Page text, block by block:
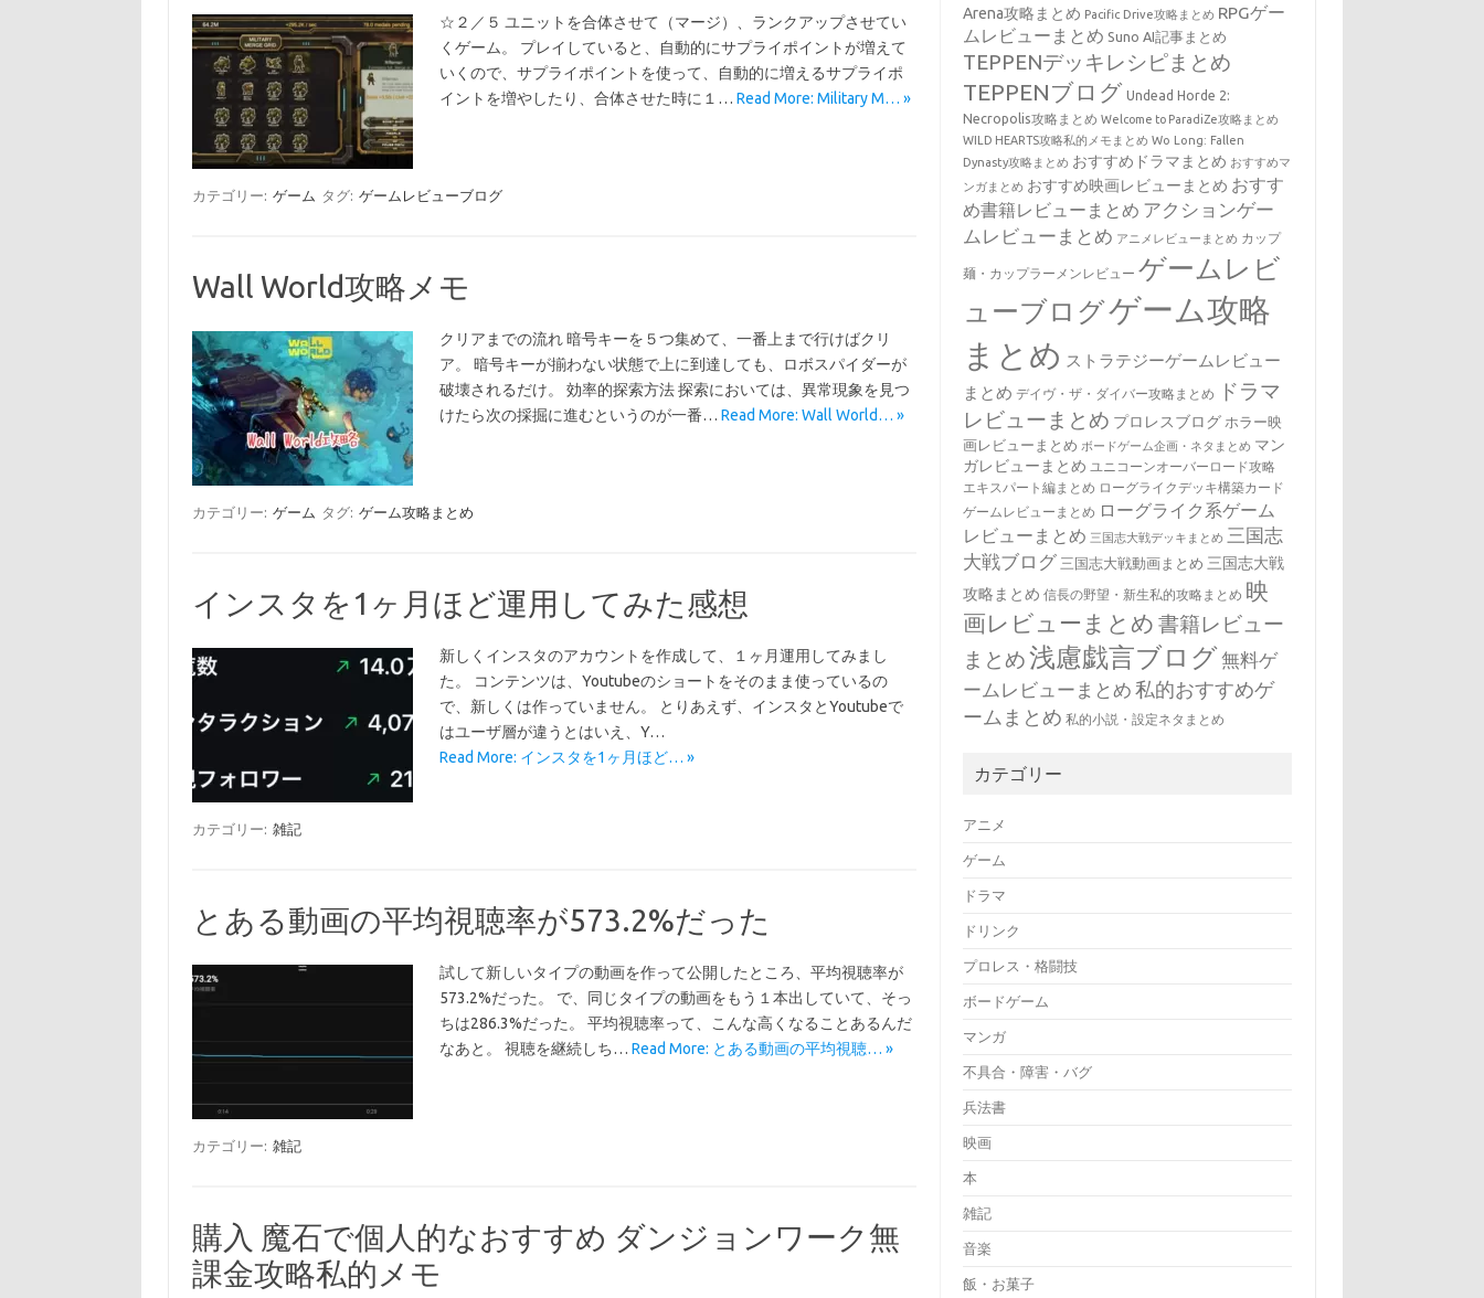
☆２／５ ユニットを合体させて（マージ）、ランクアップさせてい
くゲーム。 プレイしていると、自動的にサプライポイントが増えて
いくので、サプライポイントを使って、自動的に増えるサプライポ
イントを増やしたり、合体させた時に１… Read More: Military M… »
カテゴリー: ゲーム タグ: ゲームレビューブログ
Wall World攻略メモ
クリアまでの流れ 暗号キーを５つ集めて、一番上まで行けばクリ
ア。 暗号キーが揃わない状態で上に到達しても、ロボスパイダーが
破壊されるだけ。 効率的探索方法 探索においては、異常現象を見つ
けたら次の採掘に進むというのが一番… Read More: Wall World… »
カテゴリー: ゲーム タグ: ゲーム攻略まとめ
インスタを1ヶ月ほど運用してみた感想
新しくインスタのアカウントを作成して、１ヶ月運用してみまし
た。 コンテンツは、Youtubeのショートをそのまま使っているの
で、新しくは作っていません。 とりあえず、インスタとYoutubeで
はユーザ層が違うとはいえ、Y…
Read More: インスタを1ヶ月ほど… »
カテゴリー: 雑記
とある動画の平均視聴率が573.2%だった
試して新しいタイプの動画を作って公開したところ、平均視聴率が
573.2%だった。 で、同じタイプの動画をもう１本出していて、そっ
ちは286.3%だった。 平均視聴率って、こんな高くなることあるんだ
なあと。 視聴を継続しち… Read More: とある動画の平均視聴… »
カテゴリー: 雑記
購入 魔石で個人的なおすすめ ダンジョンワーク無
課金攻略私的メモ
Arena攻略まとめ Pacific Drive攻略まとめ RPGゲー
ムレビューまとめ Suno AI記事まとめ
TEPPENデッキレシピまとめ
TEPPENブログ Undead Horde 2:
Necropolis攻略まとめ Welcome to ParadiZe攻略まとめ
WILD HEARTS攻略私的メモまとめ Wo Long: Fallen
Dynasty攻略まとめ おすすめドラマまとめ おすすめマ
ンガまとめ おすすめ映画レビューまとめ おすす
め書籍レビューまとめ アクションゲー
ムレビューまとめ アニメレビューまとめ カップ
麺・カップラーメンレビュー ゲームレビ
ューブログゲーム攻略
まとめ ストラテジーゲームレビュー
まとめ デイヴ・ザ・ダイバー攻略まとめ
ドラマ
レビューまとめ プロレスブログ ホラー映
画レビューまとめ ボードゲーム企画・ネタまとめ マン
ガレビューまとめ ユニコーンオーバーロード攻略
エキスパート編まとめ ローグライクデッキ構築カード
ゲームレビューまとめ ローグライク系ゲーム
レビューまとめ 三国志大戦デッキまとめ 三国志
大戦ブログ 三国志大戦動画まとめ 三国志大戦
攻略まとめ 信長の野望・新生私的攻略まとめ 映
画レビューまとめ 書籍レビュー
まとめ浅慮戯言ブログ無料ゲ
ームレビューまとめ 私的おすすめゲ
ームまとめ 私的小説・設定ネタまとめ
カテゴリー
アニメ
ゲーム
ドラマ
ドリンク
プロレス・格闘技
ボードゲーム
マンガ
不具合・障害・バグ
兵法書
映画
本
雑記
音楽
飯・お菓子